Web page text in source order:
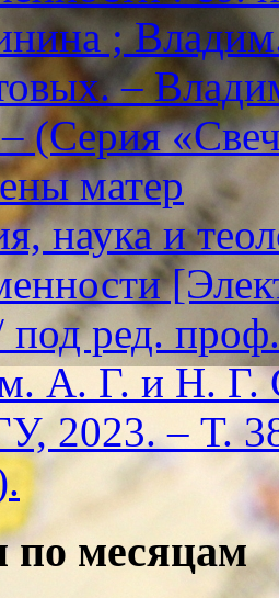
;
–
(Серия
матер
наука и
под ред.
А. Г. и Н. Г.
2023. – Т.
по месяцам